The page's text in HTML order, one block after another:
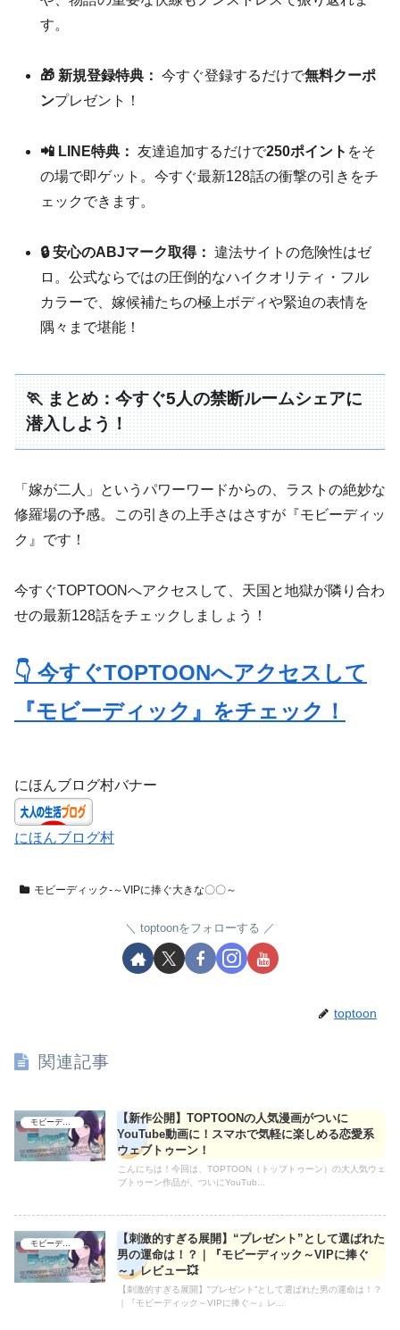
す。
🎁 新規登録特典： 今すぐ登録するだけで無料クーポ
ンプレゼント！
📲 LINE特典： 友達追加するだけで250ポイント をそ
の場で即ゲット。今すぐ最新128話の衝撃の引きをチ
ェックできます。
🔒 安心のABJマーク取得： 違法サイトの危険性はゼ
ロ。公式ならではの圧倒的なハイクオリティ・フル
カラーで、嫁候補たちの極上ボディや緊迫の表情を
隅々まで堪能！
🏃 まとめ：今すぐ5人の禁断ルームシェアに
潜入しよう！
「嫁が二人」というパワーワードからの、ラストの絶妙な
修羅場の予感。この引きの上手さはさすが『モビーディッ
ク』です！
今すぐTOPTOONへアクセスして、天国と地獄が隣り合わ
せの最新128話をチェックしましょう！
👇 今すぐTOPTOONへアクセスして
『モビーディック』をチェック！
にほんブログ村バナー
にほんブログ村
モビーディック-～VIPに捧ぐ大きな〇〇～
toptoonをフォローする
toptoon
関連記事
モビーディック-～VIPに捧ぐ大きな〇〇～
【新作公開】TOPTOONの人気漫画がついに
YouTube動画に！スマホで気軽に楽しめる恋愛系
ウェブトゥーン！
こんにちは！今回は、TOPTOON（トップトゥーン）の大人気ウェ
ブトゥーン作品が、ついにYouTub...
モビーディック-～VIPに捧ぐ大きな〇〇～
【刺激的すぎる展開】“プレゼント”として選ばれた
男の運命は！？｜『モビーディック～VIPに捧ぐ
～』レビュー💥
【刺激的すぎる展開】“プレゼント”として選ばれた男の運命は！？
｜『モビーディック～VIPに捧ぐ～』レ...